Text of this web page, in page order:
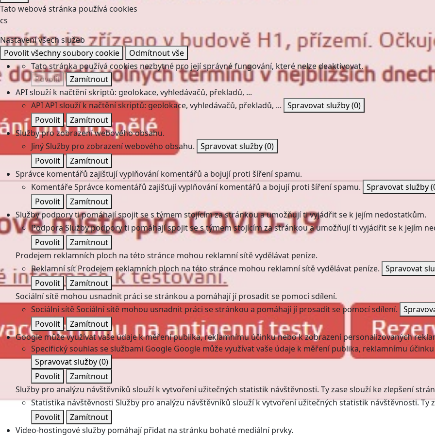
Tato webová stránka používá cookies
cs
Nastavení všech služeb
Povolit všechny soubory cookie
Odmítnout vše
Tato stránka používá cookies nezbytné pro její správné fungování, které nelze deaktivovat.
Povolit
Zamítnout
API slouží k načtění skriptů: geolokace, vyhledávačů, překladů, ...
APIAPI slouží k načtění skriptů: geolokace, vyhledávačů, překladů, ... Spravovat služby(0)
Povolit
Zamítnout
Služby pro zobrazení webového obsahu.
JinýSlužby pro zobrazení webového obsahu. Spravovat služby(0)
Povolit
Zamítnout
Správce komentářů zajišťují vyplňování komentářů a bojují proti šíření spamu.
KomentářeSprávce komentářů zajišťují vyplňování komentářů a bojují proti šíření spamu. Spravovat služby
Povolit
Zamítnout
Služby podpory ti pomáhají spojit se s týmem stojícím za stránkou a umožňují ti vyjádřit se k jejím nedostatkům.
Podpora Služby podpory ti pomáhají spojit se s týmem stojícím za stránkou a umožňují ti vyjádřit se k jejím
Povolit
Zamítnout
Prodejem reklamních ploch na této stránce mohou reklamní sítě vydělávat peníze.
Reklamní síť Prodejem reklamních ploch na této stránce mohou reklamní sítě vydělávat peníze. Spravovat
Povolit
Zamítnout
Sociální sítě mohou usnadnit práci se stránkou a pomáhají jí prosadit se pomocí sdílení.
Sociální sítěSociální sítě mohou usnadnit práci se stránkou a pomáhají jí prosadit se pomocí sdílení.
Povolit
Zamítnout
Google může využívat vaše údaje k měření publika, reklamnímu účinku nebo k zobrazení personalizovaných
Specifický souhlas se službami Google Google může využívat vaše údaje k měření publika, reklamnímu
Spravovat služby(0)
Povolit
Zamítnout
Služby pro analýzu návštěvníků slouží k vytvoření užitečných statistik návštěvnosti. Ty zase slouží ke zlepšení
Statistika návštěvnostiSlužby pro analýzu návštěvníků slouží k vytvoření užitečných statistik návštěvnosti. Ty
Povolit
Zamítnout
Video-hostingové služby pomáhají přidat na stránku bohaté mediální prvky.